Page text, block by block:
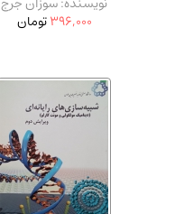
396,000تومان